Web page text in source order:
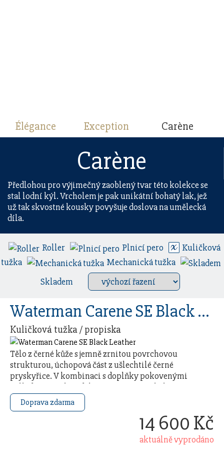
Élégance Exception Carène
Carène
Předlohou pro výjimečný zaoblený tvar této kolekce se
stal lodní kýl. Vrcholem je pak unikátní bohatý lak, jež
už tak skvostné kousky povyšuje doslova na umělecká
díla.
Roller Plnicí pero
Kuličková
tužka
Mechanická tužka
Skladem
Waterman Carene SE Black Leather
Kuličková tužka / propiska
Tělo z černé kůže s jemně zrnitou povrchovou
strukturou, úchopová část z ušlechtilé černé
pryskyřice. V kombinaci s doplňky pokovenými
palladiem. Víčko s dekorativními vertikálními
rytinami …
Doprava zdarma
14 600 Kč
aktuálně vyprodáno